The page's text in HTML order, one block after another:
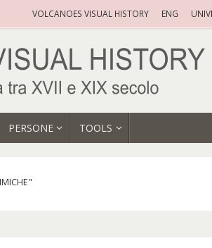
VOLCANOES VISUAL HISTORY ENG
PERSONE TOOLS